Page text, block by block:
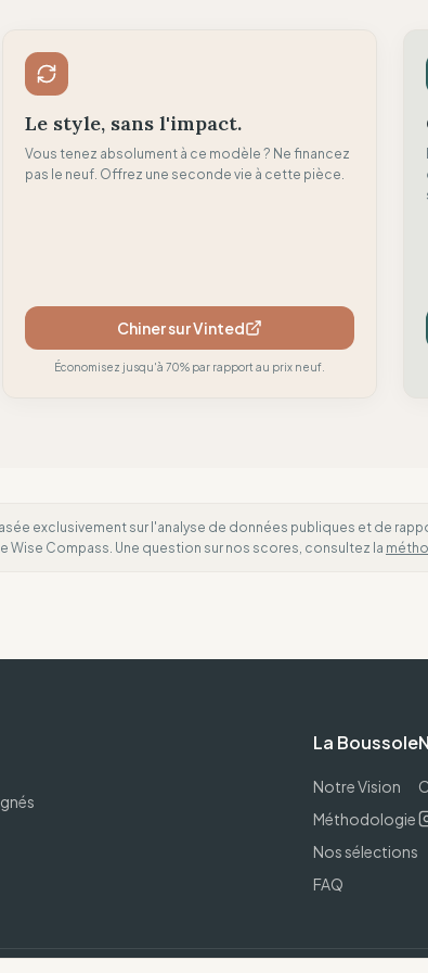
N H
Le style, sans l'impact.
Vous tenez absolument à ce modèle ? Ne financez
pas le neuf. Offrez une seconde vie à cette pièce.
Chiner sur Vinted
Économisez jusqu'à 70% par rapport au prix neuf.
exclusivement sur l'analyse de données publiques et de
Compass. Une question sur nos scores, consultez la
La Boussole
Notre Vision
Méthodologie
Nos sélections
FAQ